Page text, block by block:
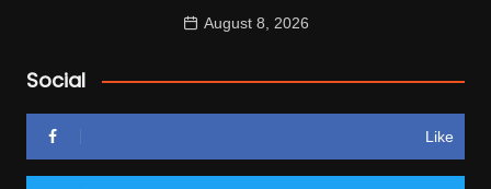
August 8, 2026
Social
Like